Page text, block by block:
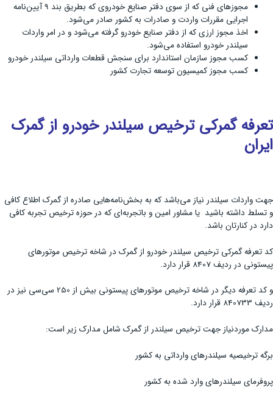
مجوزهای فنی که از سوی دفتر صنایع خودروی که بطریق بند 9 آیین‌نامه
اجرایی مقررات واردت و صادرات به کشور صادر می‌شود.
اخذ مجوز ارزی که از دفتر صنایع خودرو گرفته می‌شود و در امر واردات
سیلندر خودرو استفاده می‌شود.
کسب مجوز سازمان استاندارد برای سنجش قطعات وارداتی سیلندر خودرو
کسب مجوز کمیسیون توسعه تجارت کشور
تعرفه گمرکی ترخیص سیلندر خودرو از گمرک
ایران
جهت واردات سیلندر نیاز می‌باشد که به بخش‌نامه‌هایی صادره از گمرک اطلاع کافی
و تسلط داشته باشید یا مشاور امین و باتجربه‌ای که در حوزه ترخیص تجربه کافی
دارد در کنارتان باشد.
کد تعرفه گمرکی ترخیص سیلندر خودرو از گمرک در شاخه ترخیص موتورهای
پیستونی در ردیف 8407 قرار دارد.
و کد تعرفه دیگر در شاخه ترخیص موتورهای پیستونی بیش از 250 سی‌سی نیز در
ردیف 840733 قرار دارد.
مدارک موردنیاز جهت ترخیص سیلندر از گمرک شامل مدارک زیر است:
برگه ترخیصیه سیلندرهای وارداتی به کشور
پروفرمای سیلندرهای وارد شده به کشور